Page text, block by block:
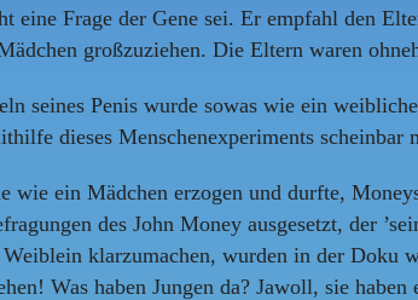
eine Frage der Gene sei. Er empfahl den
großzuziehen. Die Eltern waren
seines Penis wurde sowas wie ein
dieses Menschenexperiments scheinbar
wie ein Mädchen erzogen und durfte,
des John Money ausgesetzt, der
klarzumachen, wurden in der Doku
Was haben Jungen da? Jawoll, sie